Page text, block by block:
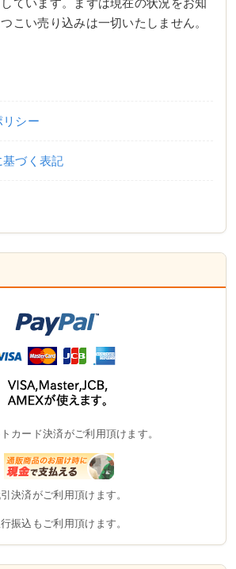
こい売り込みは一切いたしません。
シー
づく表記
カード決済がご利用頂けます。
決済がご利用頂けます。
振込もご利用頂けます。